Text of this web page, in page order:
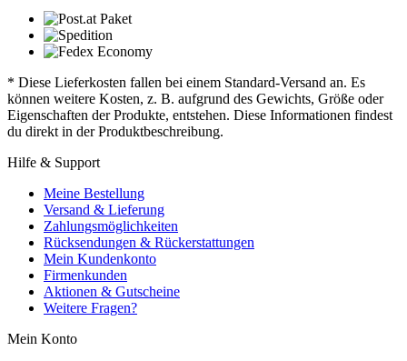
* Diese Lieferkosten fallen bei einem Standard-Versand an. Es
können weitere Kosten, z. B. aufgrund des Gewichts, Größe oder
Eigenschaften der Produkte, entstehen. Diese Informationen findest
du direkt in der Produktbeschreibung.
Hilfe & Support
Meine Bestellung
Versand & Lieferung
Zahlungsmöglichkeiten
Rücksendungen & Rückerstattungen
Mein Kundenkonto
Firmenkunden
Aktionen & Gutscheine
Weitere Fragen?
Mein Konto